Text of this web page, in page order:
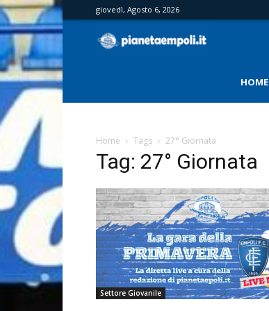
giovedì, Agosto 6, 2026
HOME
Home Tags 27° Giornata
Tag: 27° Giornata
Settore Giovanile